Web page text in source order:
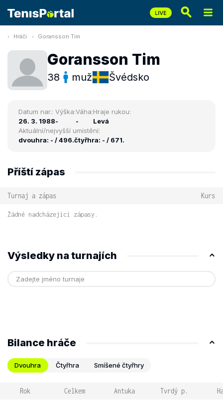
Hráči Goransson Tim
Goransson Tim
38 muž Švédsko
Datum nar.:
26. 3. 1988
Výška:
-
Váha:
-
Hraje rukou:
Levá
Aktuální/nejvyšší umístění:
dvouhra: - / 496.čtyřhra: - / 671.
Příští zápas
Turnaj a zápas Kurs
Žádné nadcházející zápasy.
Výsledky na turnajích
Bilance hráče
Dvouhra Čtyřhra Smíšené čtyřhry
Rok Celkem Antuka Tvrdý p.